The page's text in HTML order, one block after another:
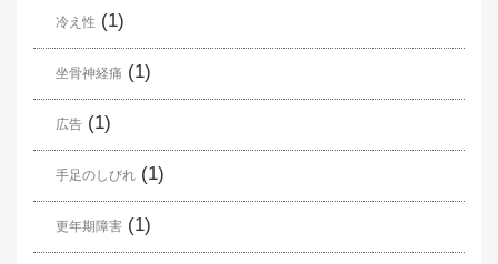
冷え性 (1)
坐骨神経痛 (1)
広告 (1)
手足のしびれ (1)
更年期障害 (1)